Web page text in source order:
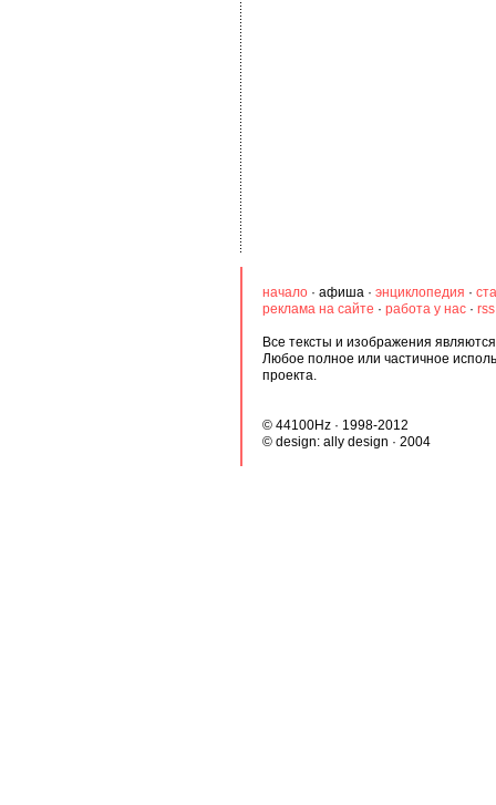
начало · афиша · энциклопедия ·
реклама на сайте · работа у нас ·
Все тексты и изображения
Любое полное или частичное
проекта.
© 44100Hz · 1998-2012
© design: ally design · 2004